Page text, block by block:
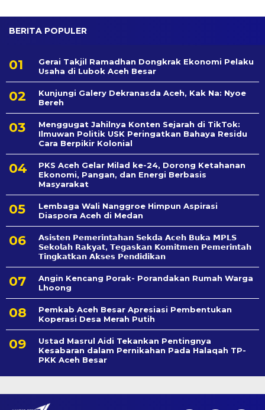
BERITA POPULER
Gerai Takjil Ramadhan Dongkrak Ekonomi Pelaku
Usaha di Lubok Aceh Besar
Kunjungi Galery Dekranasda Aceh, Kak Na: Nyoe
Bereh
Menggugat Jahilnya Konten Sejarah di TikTok:
Ilmuwan Politik USK Peringatkan Bahaya Residu
Cara Berpikir Kolonial
PKS Aceh Gelar Milad ke-24, Dorong Ketahanan
Ekonomi, Pangan, dan Energi Berbasis
Masyarakat
Lembaga Wali Nanggroe Himpun Aspirasi
Diaspora Aceh di Medan
𝗔𝘀𝗶𝘀𝘁𝗲𝗻 𝗣𝗲𝗺𝗲𝗿𝗶𝗻𝘁𝗮𝗵𝗮𝗻 𝗦𝗲k𝗱𝗮 𝗔𝗰𝗲𝗵 𝗕𝘂𝗸𝗮 𝗠𝗣𝗟𝗦
𝗦𝗲𝗸𝗼𝗹𝗮𝗵 𝗥𝗮𝗸𝘆𝗮𝘁, 𝗧𝗲𝗴𝗮𝘀𝗸𝗮𝗻 𝗞𝗼𝗺𝗶𝘁𝗺𝗲𝗻 𝗣𝗲𝗺𝗲𝗿𝗶𝗻𝘁𝗮𝗵
𝗧𝗶𝗻𝗴𝗸𝗮𝘁𝗸𝗮𝗻 𝗔𝗸𝘀𝗲𝘀 𝗣𝗲𝗻𝗱𝗶𝗱𝗶𝗸𝗮𝗻
Angin Kencang Porak- Porandakan Rumah Warga
Lhoong
Pemkab Aceh Besar Apresiasi Pembentukan
Koperasi Desa Merah Putih
Ustad Masrul Aidi Tekankan Pentingnya
Kesabaran dalam Pernikahan Pada Halaqah TP-
PKK Aceh Besar